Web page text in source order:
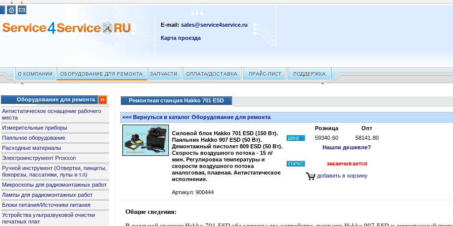
E-mail:sales@service4service.ru
Карта проезда
Оборудование для ремонта
Антистатическое оснащение рабочего
места
Измерительные приборы
Паяльное оборудование
Расходные материалы
Электроинструмент Proxxon
Ручной инструмент (Отвертки, пинцеты,
бокорезы, пассатижи, лупы и т.п)
Микроскопы для радиомонтажных работ
Лампы для радиомонтажных работ
Блоки питания/Источники питания
Устройства ультразвуковой очистки
печатных плат
Ремонтная станция Hakko 701 ESD
<<< Вернуться в каталог Оборудование для ремонта
Силовой блок Hakko 701 ESD (150 Вт).
Паяльник Hakko 907 ESD (50 Вт).
Демонтажный пистолет 809 ESD (50 Вт).
Скорость воздушного потока - 15 л/
мин. Регулировка температуры и
скорости воздушного потока
аналоговая, плавная. Антистатическое
исполнение.
Артикул: 900444
Розница
Опт
59340.60
58141.80
Нашли дешевле?
заканчивается
добавить в корзину
Общие сведения: